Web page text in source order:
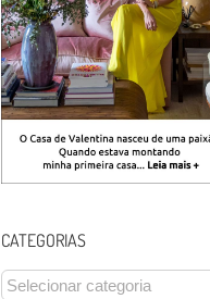
CATEGORIAS
CATEGORIAS